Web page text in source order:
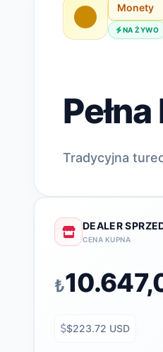
Monety
NA ŻYWO
Tradycyjna
DEALER
CENA KUPNA
₺
$223.72 USD